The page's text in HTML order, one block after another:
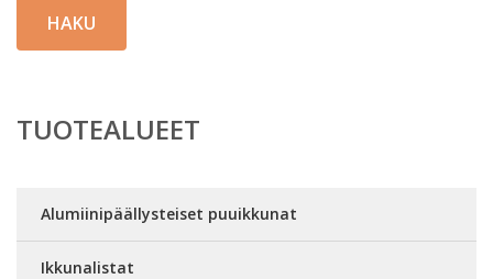
HAKU
TUOTEALUEET
Alumiinipäällysteiset puuikkunat
Ikkunalistat